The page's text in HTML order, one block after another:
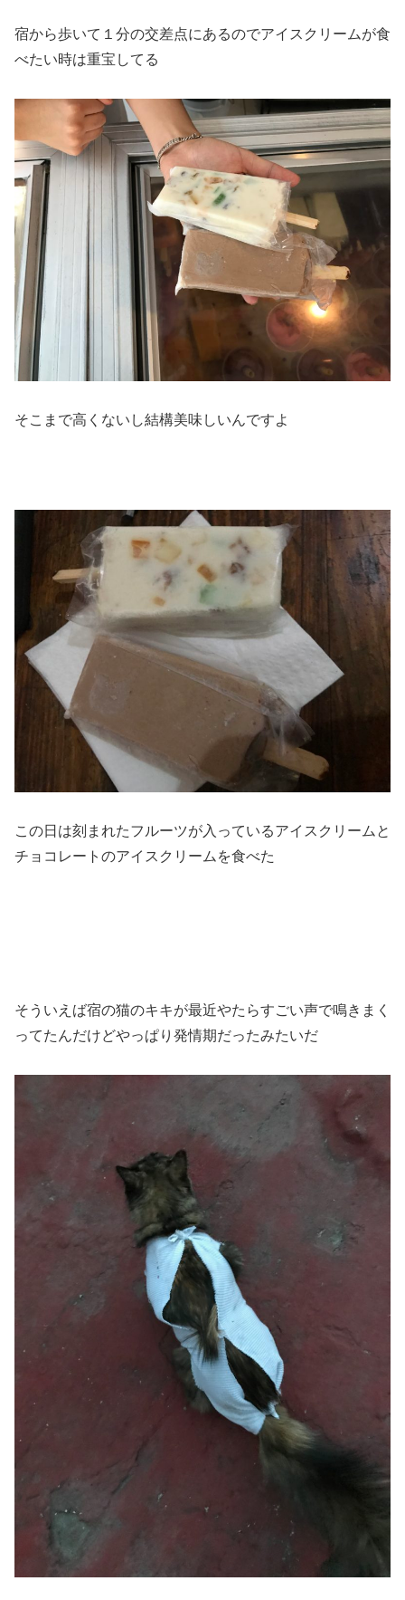
宿から歩いて１分の交差点にあるのでアイスクリームが食
べたい時は重宝してる
そこまで高くないし結構美味しいんですよ
この日は刻まれたフルーツが入っているアイスクリームと
チョコレートのアイスクリームを食べた
そういえば宿の猫のキキが最近やたらすごい声で鳴きまく
ってたんだけどやっぱり発情期だったみたいだ